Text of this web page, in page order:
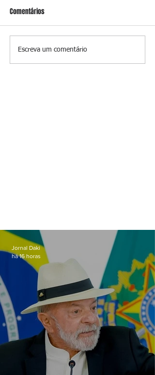
Conceição
Comentários
Escreva um comentário
Jornal Daki
há 16 horas